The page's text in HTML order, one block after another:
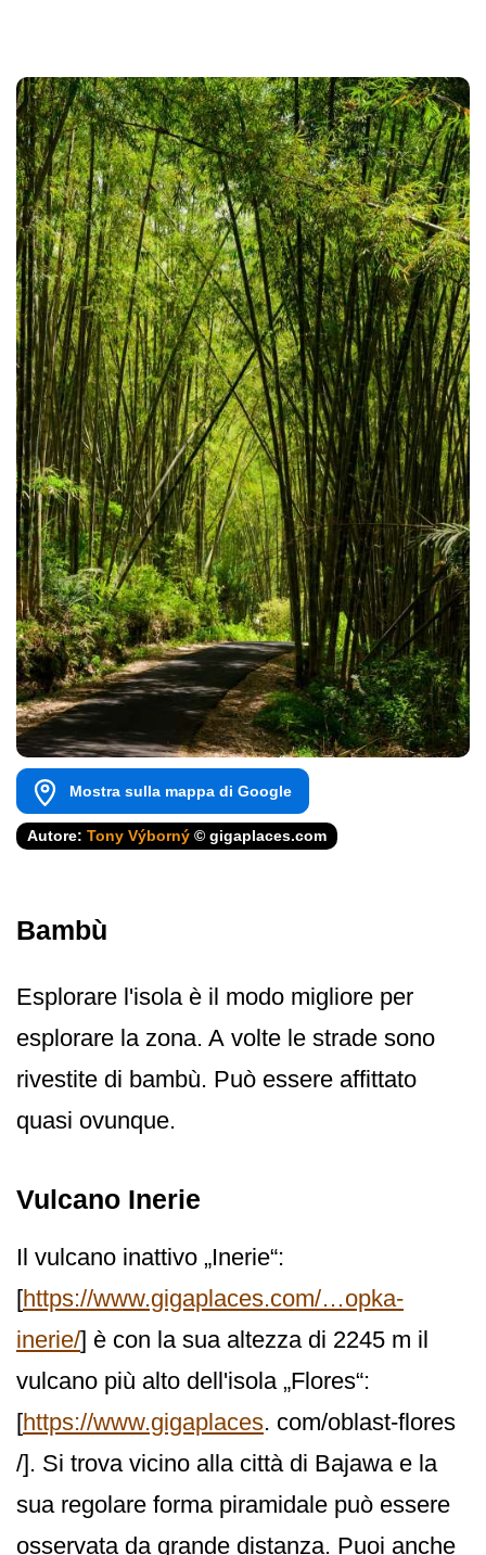
Mostra sulla mappa di Google
Autore: Tony Výborný © gigaplaces.com
Bambù
Esplorare l'isola è il modo migliore per
esplorare la zona. A volte le strade sono
rivestite di bambù. Può essere affittato
quasi ovunque.
Vulcano Inerie
Il vulcano inattivo „Inerie“:
[https://www.gigaplaces.com/…opka-
inerie/] è con la sua altezza di 2245 m il
vulcano più alto dell'isola „Flores“:
[https://www.gigaplaces. com/oblast-flores
/]. Si trova vicino alla città di Bajawa e la
sua regolare forma piramidale può essere
osservata da grande distanza. Puoi anche